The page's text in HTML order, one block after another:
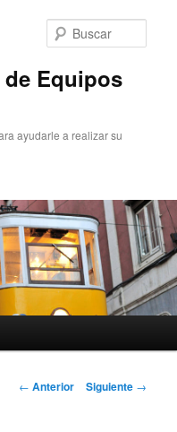
de Equipos
ayudarle a realizar su
Navegación
← Anterior Siguiente →